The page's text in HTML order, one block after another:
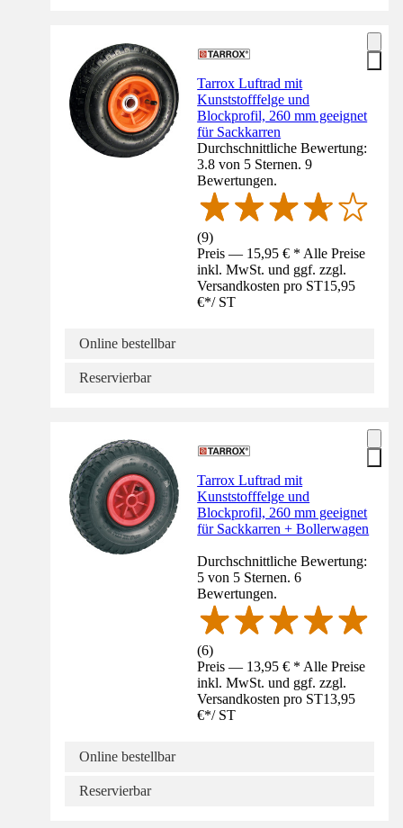
Tarrox Luftrad mit
Kunststofffelge und
Blockprofil, 260 mm geeignet
für Sackkarren
Durchschnittliche Bewertung:
3.8 von 5 Sternen. 9
Bewertungen.
(9)
Preis — 15,95 € * Alle Preise
inkl. MwSt. und ggf. zzgl.
Versandkosten pro ST15,95
€*/ ST
Online bestellbar
Reservierbar
Tarrox Luftrad mit
Kunststofffelge und
Blockprofil, 260 mm geeignet
für Sackkarren + Bollerwagen
Durchschnittliche Bewertung:
5 von 5 Sternen. 6
Bewertungen.
(6)
Preis — 13,95 € * Alle Preise
inkl. MwSt. und ggf. zzgl.
Versandkosten pro ST13,95
€*/ ST
Online bestellbar
Reservierbar